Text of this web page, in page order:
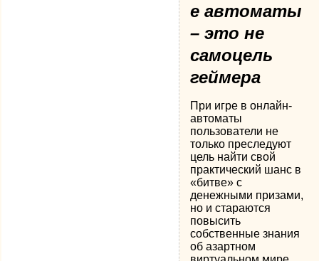
е автоматы
– это не
самоцель
геймера
При игре в онлайн-
автоматы
пользователи не
только преследуют
цель найти свой
практический шанс в
«битве» с
денежными призами,
но и стараются
повысить
собственные знания
об азартном